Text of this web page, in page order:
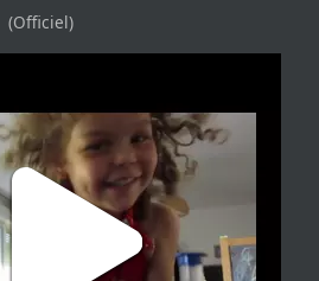
(Officiel)